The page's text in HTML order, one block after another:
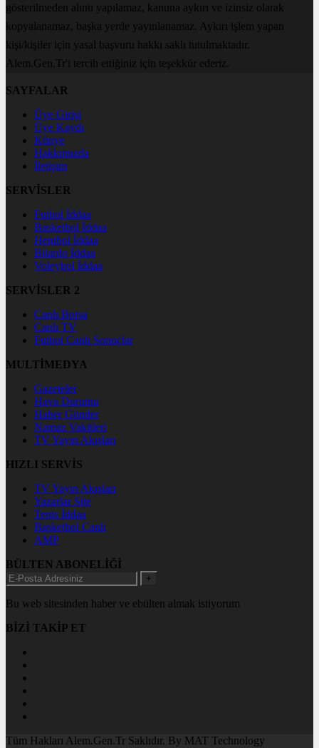
gösterilmeden alıntı yapılamaz, kanuna aykırı ve izinsiz olarak
kopyalanamaz, başka yerde yayınlanamaz. Aykırı işlem yapan
kişi/kişiler için yasal başvuru hakkı saklı tutulmaktadır.
Alem.Gen.Tr'i tercih ettiğiniz için teşekkür ederiz.
SAYFALAR
Üye Girişi
Üye Kaydı
Künye
Hakkımızda
İletişim
SERVİSLER
Futbol İddaa
Basketbol İddaa
Hentbol İddaa
Bilardo İddaa
Voleybol İddaa
SERVİSLER 2
Canlı Borsa
Canlı TV
Futbol Canlı Sonuçlar
MULTİMEDYA
Gazeteler
Hava Durumu
Haber Gönder
Namaz Vakitleri
TV Yayın Akışları
HIZLI SERVİS
TV Yayın Akışları
Yazarlar Site
Tenis İddaa
Basketbol Canlı
AMP
BÜLTEN ABONELİĞİ
+
Bu web sitesinden haber ve ebülten almak istiyorum
BİZİ TAKİP ET
Tüm Hakları Alem.Gen.Tr Saklıdır. By MAT Technology